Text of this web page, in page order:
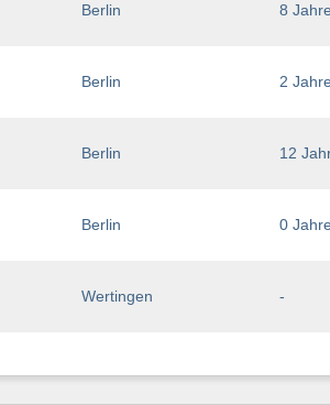
Berlin 8 Jahre
Berlin 2 Jahre
Berlin 12
Berlin 0 Jahre
Wertingen -